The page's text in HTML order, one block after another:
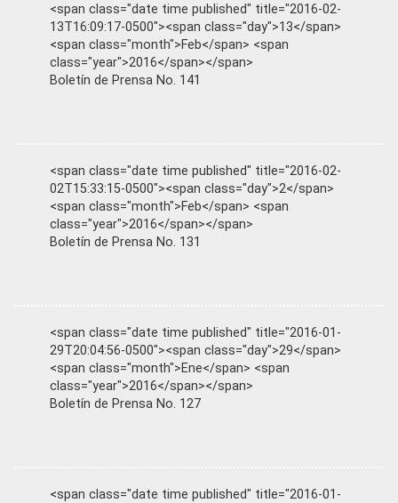
<span class="date time published" title="2016-02-
13T16:09:17-0500"><span class="day">13</span>
<span class="month">Feb</span> <span
class="year">2016</span></span>
Boletín de Prensa No. 141
<span class="date time published" title="2016-02-
02T15:33:15-0500"><span class="day">2</span>
<span class="month">Feb</span> <span
class="year">2016</span></span>
Boletín de Prensa No. 131
<span class="date time published" title="2016-01-
29T20:04:56-0500"><span class="day">29</span>
<span class="month">Ene</span> <span
class="year">2016</span></span>
Boletín de Prensa No. 127
<span class="date time published" title="2016-01-